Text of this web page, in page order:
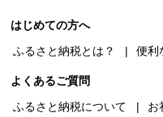
はじめての方へ
ふるさと納税とは？
便利
よくあるご質問
ふるさと納税について
お